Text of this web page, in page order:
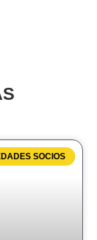
SOCIOS